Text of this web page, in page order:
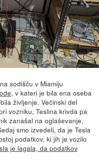
sodišču v Miamiju
, v kateri je bila ena oseba
življenje. Večinski del
vozniku, Teslina krivda pa
zanašal na oglaševanje,
smo izvedeli, da je Tesla
podatkov, ki jih je vozilo
je lagala, da podatkov